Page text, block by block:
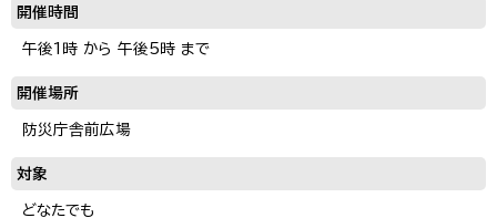
開催時間
午後1時 から 午後5時 まで
開催場所
防災庁舎前広場
対象
どなたでも